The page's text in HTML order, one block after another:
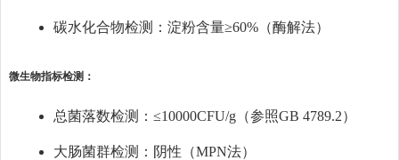
碳水化合物检测：淀粉含量≥60%（酶解法）
微生物指标检测：
总菌落数检测：≤10000CFU/g（参照GB 4789.2）
大肠菌群检测：阴性（MPN法）